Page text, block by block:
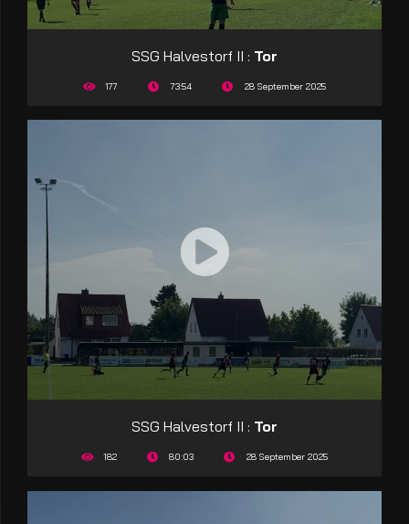
SSG Halvestorf II : Tor
177 73:54 28 September 2025
SSG Halvestorf II : Tor
182 80:03 28 September 2025